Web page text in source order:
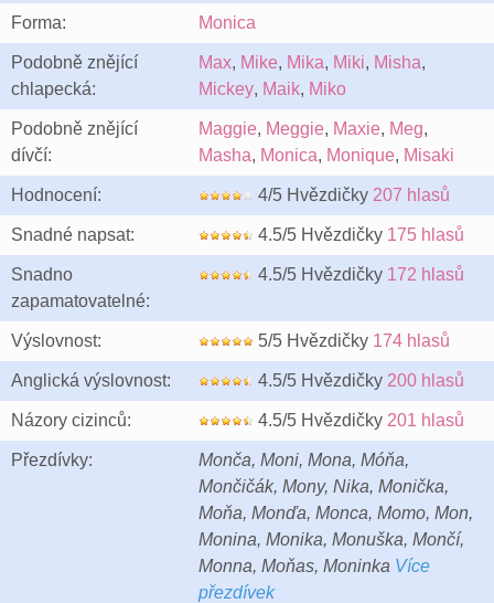
Forma: Monica
Podobně znějící
chlapecká:
Max, Mike, Mika, Miki, Misha,
Mickey, Maik, Miko
Podobně znějící
dívčí:
Maggie, Meggie, Maxie, Meg,
Masha, Monica, Monique, Misaki
Hodnocení: 4/5 Hvězdičky 207 hlasů
Snadné napsat: 4.5/5 Hvězdičky 175 hlasů
Snadno
zapamatovatelné:
4.5/5 Hvězdičky 172 hlasů
Výslovnost: 5/5 Hvězdičky 174 hlasů
Anglická výslovnost: 4.5/5 Hvězdičky 200 hlasů
Názory cizinců: 4.5/5 Hvězdičky 201 hlasů
Přezdívky:
Monča, Moni, Mona, Móňa,
Mončičák, Mony, Nika, Monička,
Moňa, Monďa, Monca, Momo, Mon,
Monina, Monika, Monuška, Mončí,
Monna, Moňas, Moninka Více
přezdívek